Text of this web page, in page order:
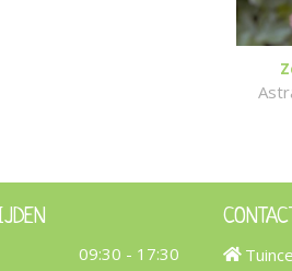
09:30 - 17:30